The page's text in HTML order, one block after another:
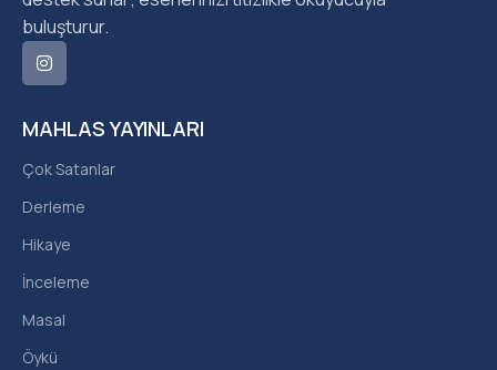
MAHLAS YAYINLARI
Çok Satanlar
Derleme
Hikaye
İnceleme
Masal
Öykü
buluşturur.